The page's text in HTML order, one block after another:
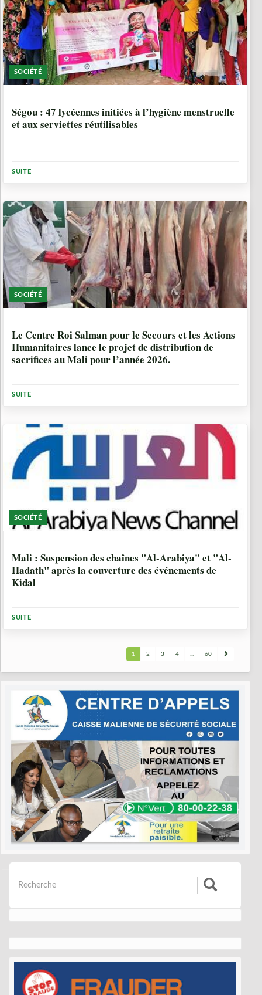
SOCIÉTÉ
Ségou : 47 lycéennes initiées à l’hygiène menstruelle
et aux serviettes réutilisables
SUITE
SOCIÉTÉ
Le Centre Roi Salman pour le Secours et les Actions
Humanitaires lance le projet de distribution de
sacrifices au Mali pour l’année 2026.
SUITE
SOCIÉTÉ
Mali : Suspension des chaînes "Al-Arabiya" et "Al-
Hadath" après la couverture des événements de
Kidal
SUITE
1 2 3 4 ... 60